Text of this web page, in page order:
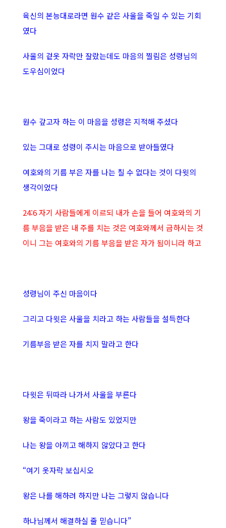
육신의 본능대로라면 원수 같은 사울을 죽일 수 있는 기회
였다
사울의 겉옷 자락만 잘랐는데도 마음의 찔림은 성령님의
도우심이었다
원수 갚고자 하는 이 마음을 성령은 지적해 주셨다
있는 그대로 성령이 주시는 마음으로 받아들였다
여호와의 기름 부은 자를 나는 칠 수 없다는 것이 다윗의
생각이었다
24:6 자기 사람들에게 이르되 내가 손을 들어 여호와의 기
름 부음을 받은 내 주를 치는 것은 여호와께서 금하시는 것
이니 그는 여호와의 기름 부음을 받은 자가 됨이니라 하고
성령님이 주신 마음이다
그리고 다윗은 사울을 치라고 하는 사람들을 설득한다
기름부음 받은 자를 치지 말라고 한다
다윗은 뒤따라 나가서 사울을 부른다
왕을 죽이라고 하는 사람도 있었지만
나는 왕을 아끼고 해하지 않았다고 한다
“여기 옷자락 보십시오
왕은 나를 해하려 하지만 나는 그렇지 않습니다
하나님께서 해결하실 줄 믿습니다”